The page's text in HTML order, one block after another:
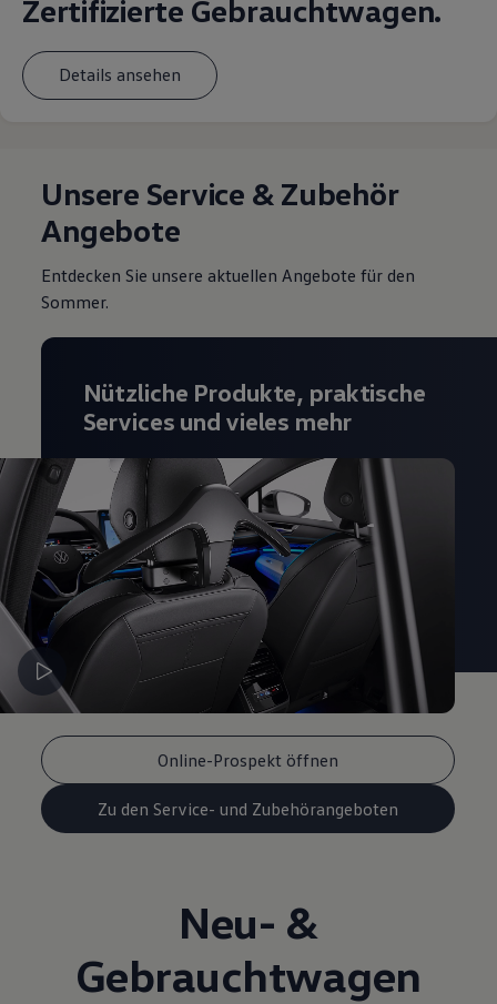
Zertifizierte Gebrauchtwagen.
Details ansehen
Unsere Service & Zubehör
Angebote
Entdecken Sie unsere aktuellen Angebote für den
Sommer.
Online-Prospekt öffnen
Zu den Service- und Zubehörangeboten
Nützliche Produkte, praktische
Services und vieles mehr
Neu- &
Gebrauchtwagen